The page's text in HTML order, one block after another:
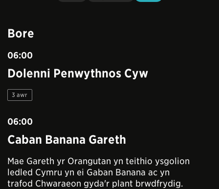
Bore
06:00
Dolenni Penwythnos Cyw
3 awr
06:00
Caban Banana Gareth
Mae Gareth yr Orangutan yn teithio ysgolion
ledled Cymru yn ei Gaban Banana ac yn
trafod Chwaraeon gyda'r plant brwdfrydig.